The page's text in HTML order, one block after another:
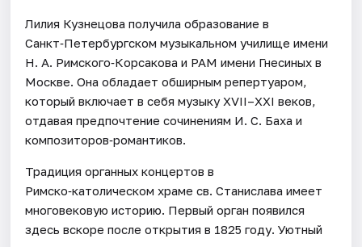
Лилия Кузнецова получила образование в
Санкт‑Петербургском музыкальном училище имени
Н. А. Римского‑Корсакова и РАМ имени Гнесиных в
Москве. Она обладает обширным репертуаром,
который включает в себя музыку XVII–XXI веков,
отдавая предпочтение сочинениям И. С. Баха и
композиторов‑романтиков.
Традиция органных концертов в
Римско‑католическом храме св. Станислава имеет
многовековую историю. Первый орган появился
здесь вскоре после открытия в 1825 году. Уютный